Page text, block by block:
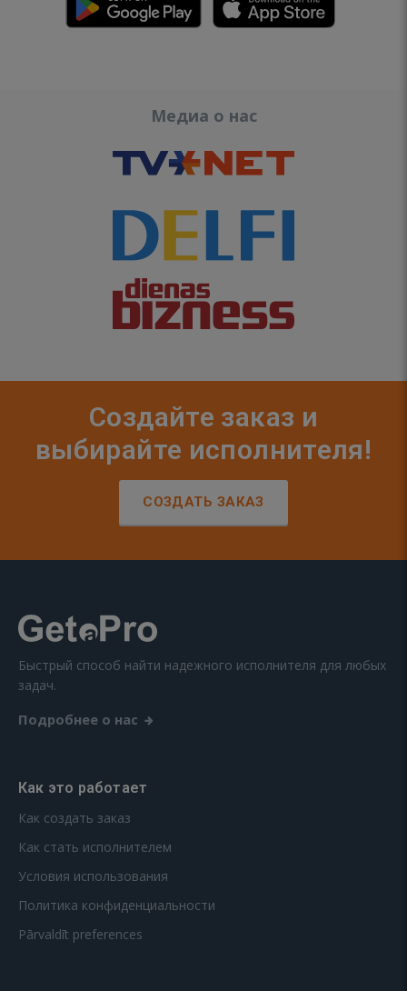
Медиа о нас
Создайте заказ и
выбирайте исполнителя!
СОЗДАТЬ ЗАКАЗ
Быстрый способ найти надежного исполнителя для любых
задач.
Подробнее о нас
Как это работает
Как создать заказ
Как стать исполнителем
Условия использования
Политика конфиденциальности
Pārvaldīt preferences